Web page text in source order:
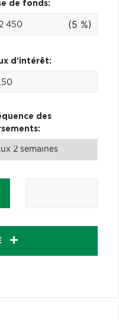
de fonds:
(5 %)
d'intérêt:
des